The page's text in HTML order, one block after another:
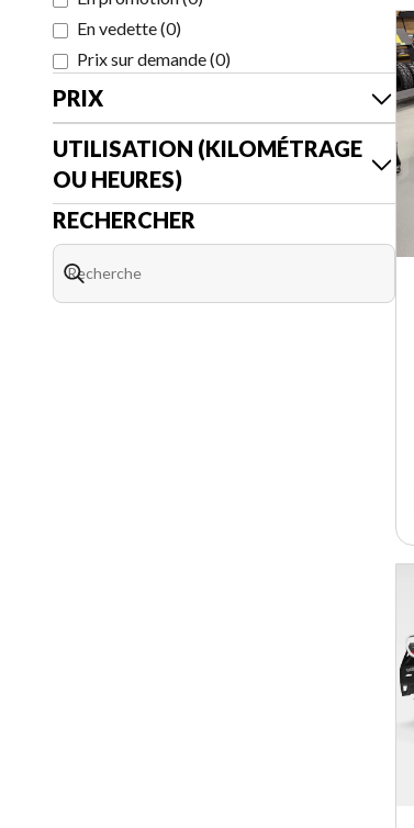
En vedette(0)
Prix sur demande(0)
PRIX
UTILISATION (KILOMÉTRAGE
OU HEURES)
RECHERCHER